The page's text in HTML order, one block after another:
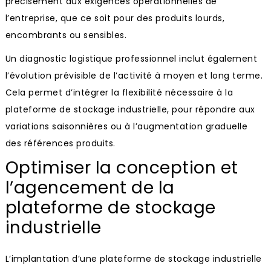
l’entreprise, que ce soit pour des produits lourds,
encombrants ou sensibles.
Un diagnostic logistique professionnel inclut également
l’évolution prévisible de l’activité à moyen et long terme.
Cela permet d’intégrer la flexibilité nécessaire à la
plateforme de stockage industrielle, pour répondre aux
variations saisonnières ou à l’augmentation graduelle
des références produits.
Optimiser la conception et
l’agencement de la
plateforme de stockage
industrielle
L’implantation d’une plateforme de stockage industrielle